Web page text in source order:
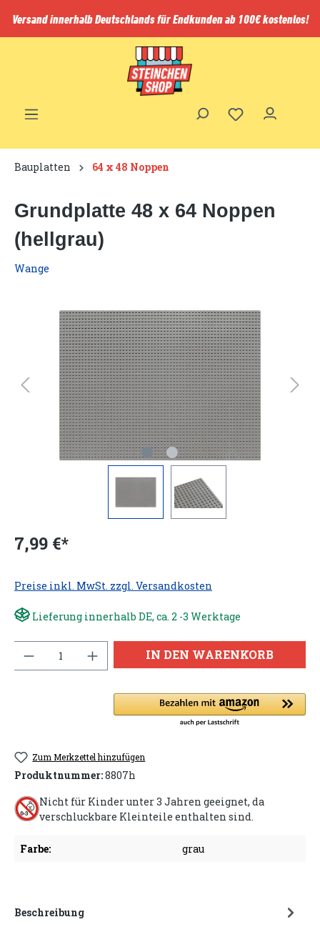
springen
Versand innerhalb Deutschlands für Endkunden ab 100€ kostenlos!
Bauplatten 64 x 48 Noppen
Grundplatte 48 x 64 Noppen
(hellgrau)
Wange
7,99 €*
Preise inkl. MwSt. zzgl. Versandkosten
Lieferung innerhalb DE, ca. 2 -3 Werktage
IN DEN WARENKORB
Zum Merkzettel hinzufügen
Produktnummer:8807h
Nicht für Kinder unter 3 Jahren geeignet, da
verschluckbare Kleinteile enthalten sind.
Farbe: grau
Beschreibung